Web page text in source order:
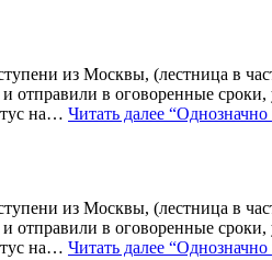
из Москвы, (лестница в
отправили в оговоренные
на… Читать далее “Однозначно
из Москвы, (лестница в
отправили в оговоренные
на… Читать далее “Однозначно